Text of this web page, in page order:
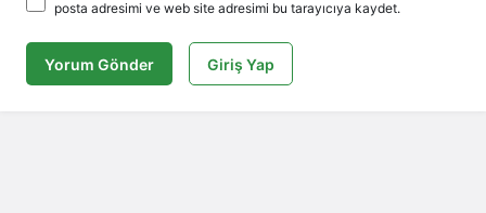
posta adresimi ve web site adresimi bu tarayıcıya kaydet.
Yorum Gönder Giriş Yap